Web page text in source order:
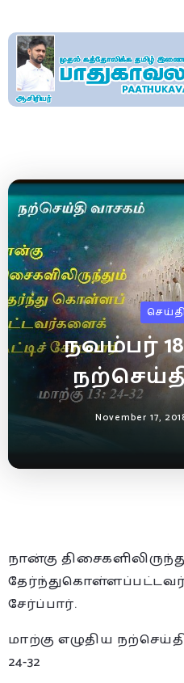
நவம்பர்
November 17,
நான்கு
சேர்ப்பார்.
மாற்கு எழுதிய
24-32